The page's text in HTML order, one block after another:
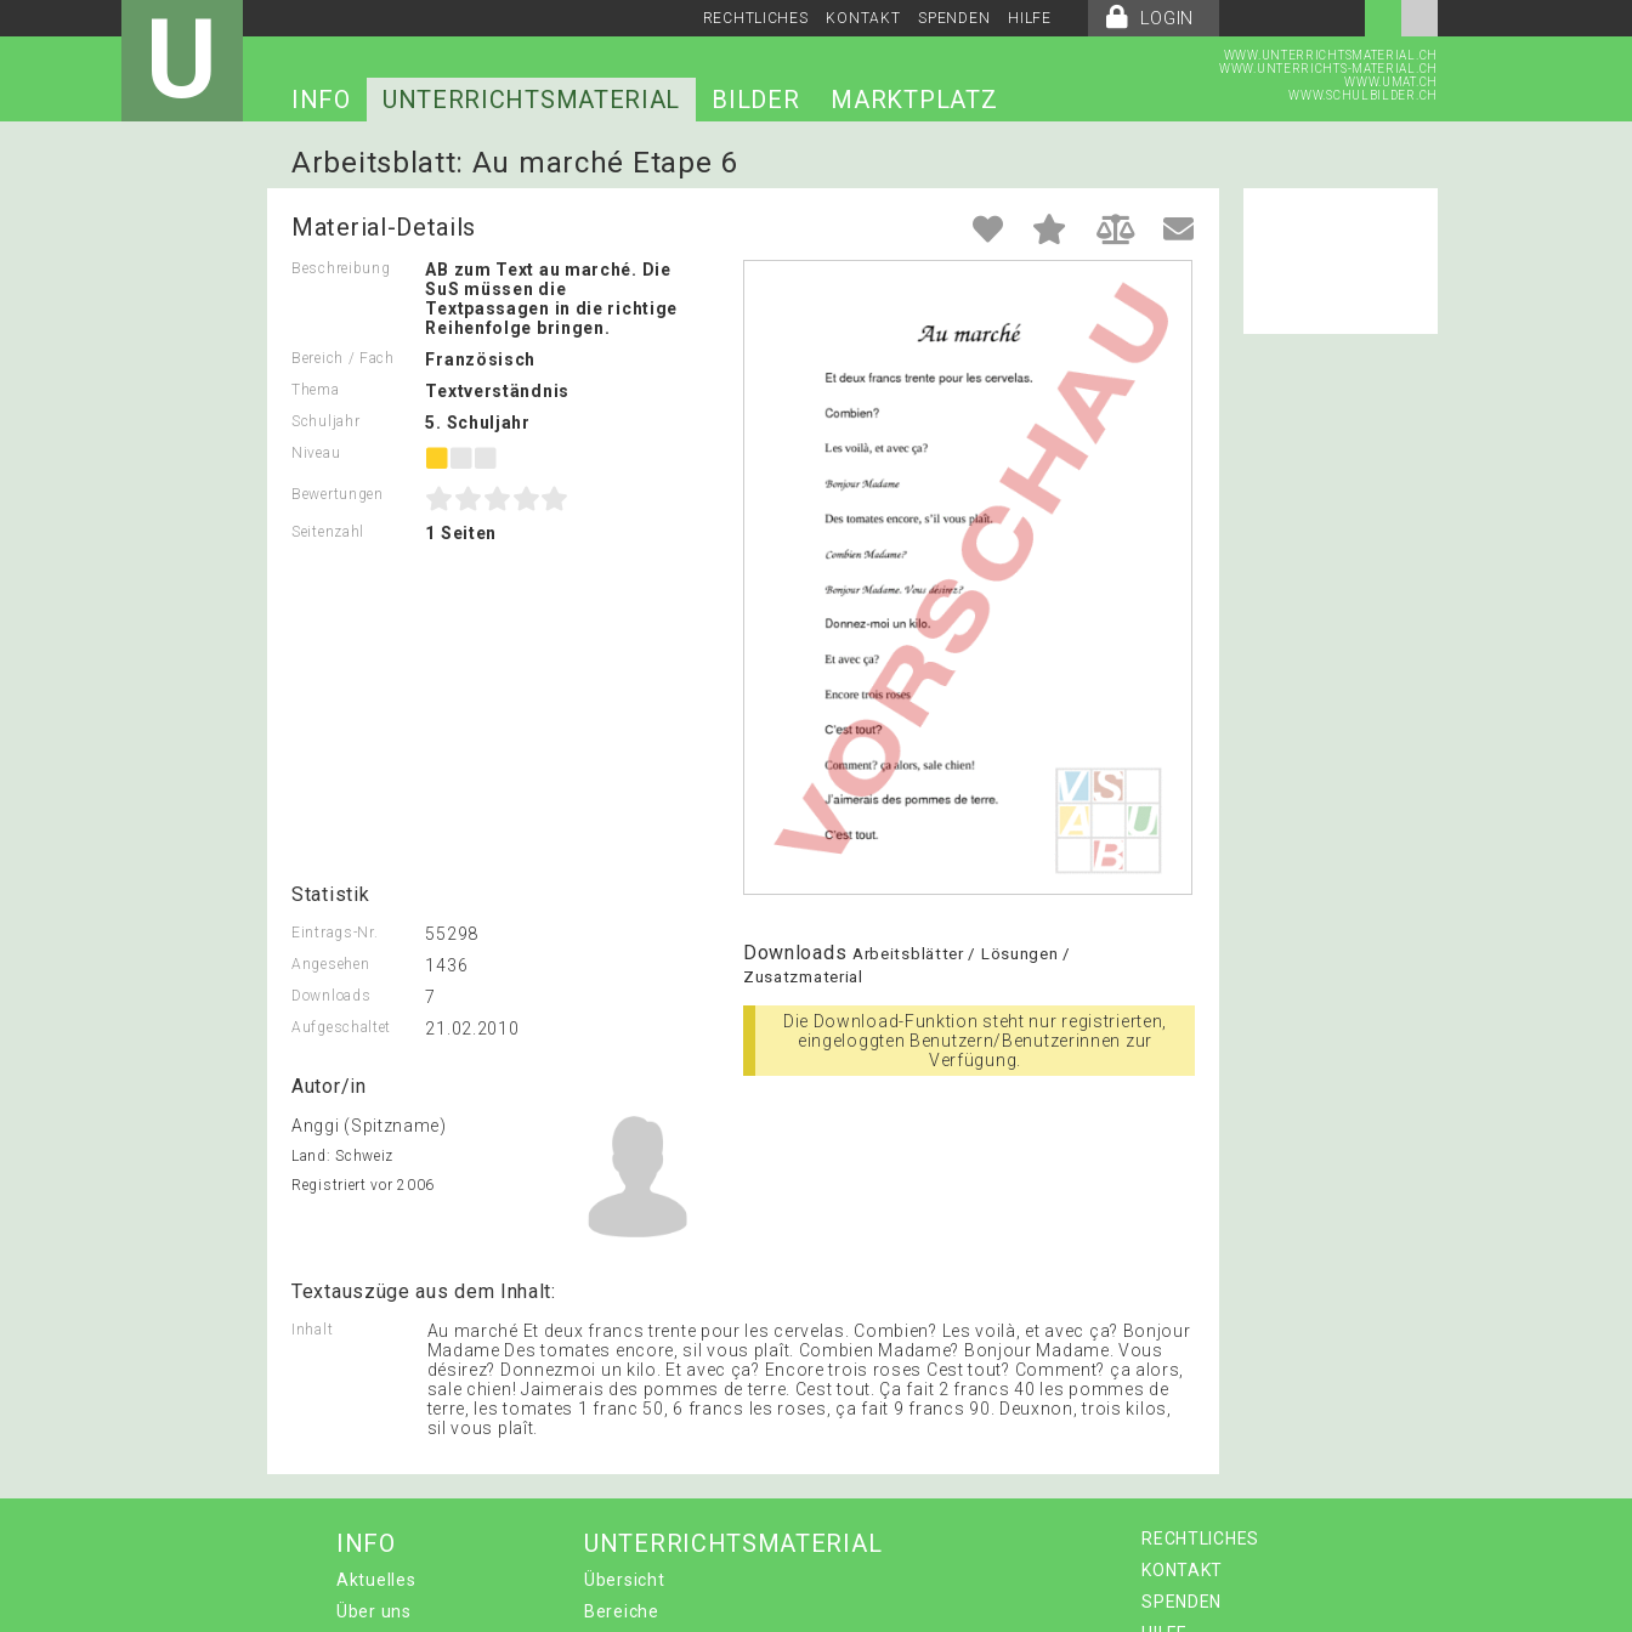
LOGIN
RECHTLICHES KONTAKT SPENDEN HILFE
U
WWW.UNTERRICHTSMATERIAL.CH
WWW.UNTERRICHTS-MATERIAL.CH
WWW.UMAT.CH
WWW.SCHULBILDER.CH
INFO UNTERRICHTSMATERIAL BILDER MARKTPLATZ
Arbeitsblatt: Au marché Etape 6
Material-Details
Beschreibung
AB zum Text au marché. Die
SuS müssen die
Textpassagen in die richtige
Reihenfolge bringen.
Bereich / Fach Französisch
Thema Textverständnis
Schuljahr 5. Schuljahr
Niveau
Bewertungen
Seitenzahl 1 Seiten
Statistik
Eintrags-Nr. 55298
Angesehen 1436
Downloads 7
Aufgeschaltet 21.02.2010
Autor/in
Anggi (Spitzname)
Land: Schweiz
Registriert vor 2006
Downloads Arbeitsblätter / Lösungen /
Zusatzmaterial
Die Download-Funktion steht nur registrierten,
eingeloggten Benutzern/Benutzerinnen zur
Verfügung.
Textauszüge aus dem Inhalt:
Inhalt
Au marché Et deux francs trente pour les cervelas. Combien? Les voilà, et avec ça? Bonjour
Madame Des tomates encore, sil vous plaît. Combien Madame? Bonjour Madame. Vous
désirez? Donnezmoi un kilo. Et avec ça? Encore trois roses Cest tout? Comment? ça alors,
sale chien! Jaimerais des pommes de terre. Cest tout. Ça fait 2 francs 40 les pommes de
terre, les tomates 1 franc 50, 6 francs les roses, ça fait 9 francs 90. Deuxnon, trois kilos,
sil vous plaît.
RECHTLICHES
KONTAKT
SPENDEN
INFO
Aktuelles
Über uns
UNTERRICHTSMATERIAL
Übersicht
Bereiche